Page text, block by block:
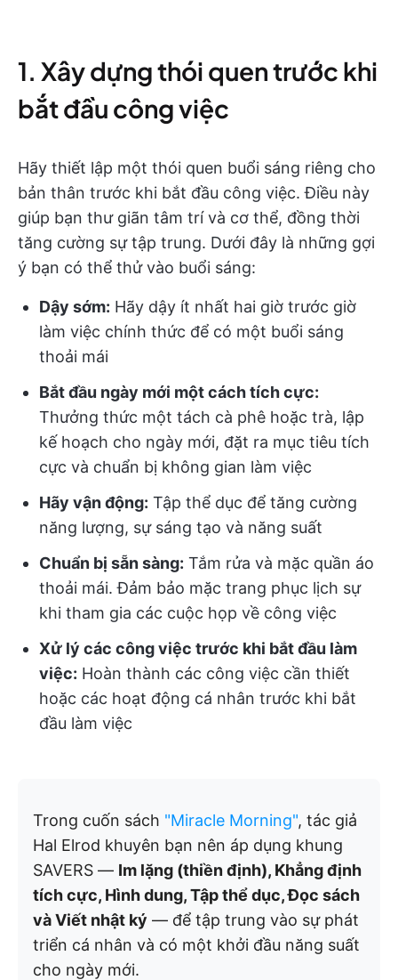
1. Xây dựng thói quen trước khi
bắt đầu công việc
Hãy thiết lập một thói quen buổi sáng riêng cho
bản thân trước khi bắt đầu công việc. Điều này
giúp bạn thư giãn tâm trí và cơ thể, đồng thời
tăng cường sự tập trung. Dưới đây là những gợi
ý bạn có thể thử vào buổi sáng:
Dậy sớm: Hãy dậy ít nhất hai giờ trước giờ
làm việc chính thức để có một buổi sáng
thoải mái
Bắt đầu ngày mới một cách tích cực:
Thưởng thức một tách cà phê hoặc trà, lập
kế hoạch cho ngày mới, đặt ra mục tiêu tích
cực và chuẩn bị không gian làm việc
Hãy vận động: Tập thể dục để tăng cường
năng lượng, sự sáng tạo và năng suất
Chuẩn bị sẵn sàng: Tắm rửa và mặc quần áo
thoải mái. Đảm bảo mặc trang phục lịch sự
khi tham gia các cuộc họp về công việc
Xử lý các công việc trước khi bắt đầu làm
việc: Hoàn thành các công việc cần thiết
hoặc các hoạt động cá nhân trước khi bắt
đầu làm việc
Trong cuốn sách "Miracle Morning", tác giả
Hal Elrod khuyên bạn nên áp dụng khung
SAVERS — Im lặng (thiền định), Khẳng định
tích cực, Hình dung, Tập thể dục, Đọc sách
và Viết nhật ký — để tập trung vào sự phát
triển cá nhân và có một khởi đầu năng suất
cho ngày mới.